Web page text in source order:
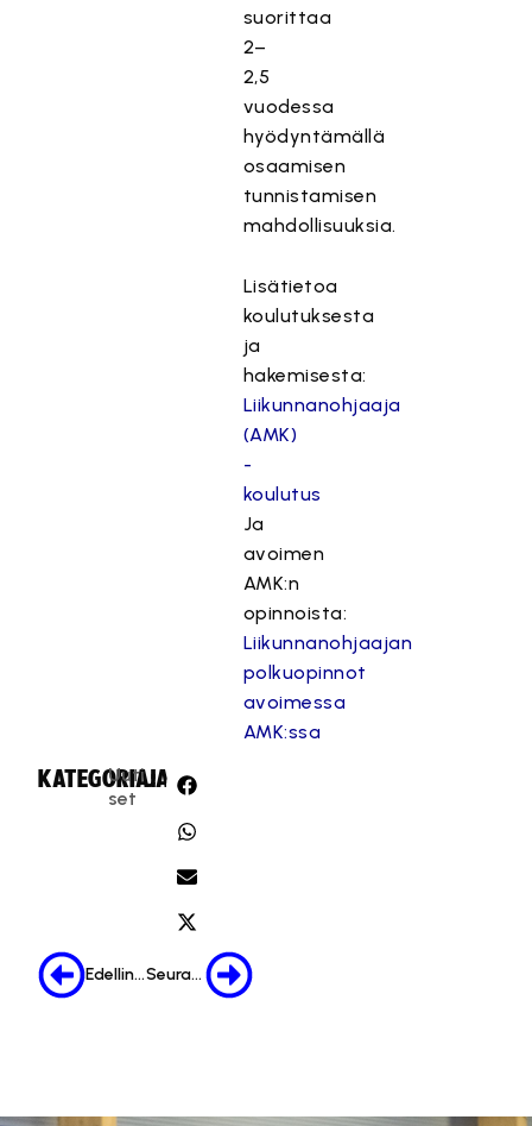
suorittaa
2–
2,5
vuodessa
hyödyntämällä
osaamisen
tunnistamisen
mahdollisuuksia.
Lisätietoa
koulutuksesta
ja
hakemisesta:
Liikunnanohjaaja
(AMK)
-
koulutus
Ja
avoimen
AMK:n
opinnoista:
Liikunnanohjaajan
polkuopinnot
avoimessa
AMK:ssa
KATEGORIA:
Uuti
set
JAA:
Edellinen Seuraava